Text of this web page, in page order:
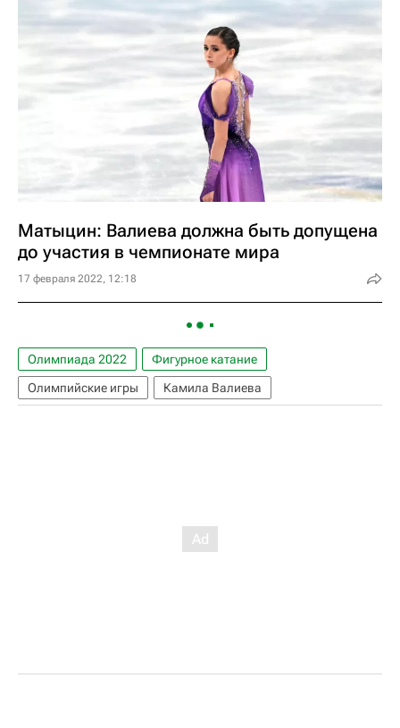
Матыцин: Валиева должна быть допущена
до участия в чемпионате мира
17 февраля 2022, 12:18
Олимпиада 2022
Фигурное катание
Олимпийские игры
Камила Валиева